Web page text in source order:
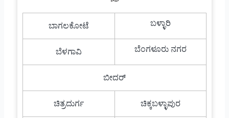
ಬಾಗಲಕೋಟೆ ಬಳ್ಳಾರಿ
ಬೆಳಗಾವಿ ಬೆಂಗಳೂರು ನಗರ
ಬೀದರ್
ಚಿತ್ರದುರ್ಗ ಚಿಕ್ಕಬಳ್ಳಾಪುರ